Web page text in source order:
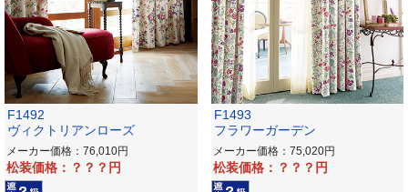
F1492
ヴィクトリアンローズ
メーカー価格：76,010
松装価格：？？？
F1493
フラワーガーデン
メーカー価格：75,020
松装価格：？？？